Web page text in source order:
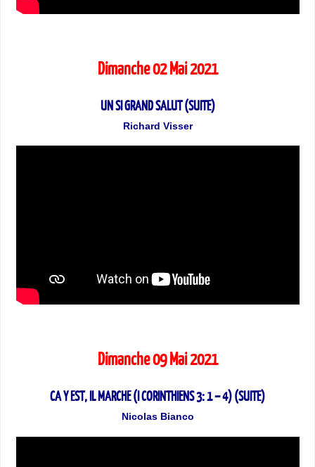
Dimanche 02 Mai 2021
UN SI GRAND SALUT (SUITE)
Richard Visser
Dimanche 09 Mai 2021
CA Y EST, IL MARCHE (I CORINTHIENS 3: 1 – 4) (SUITE)
Nicolas Bianco